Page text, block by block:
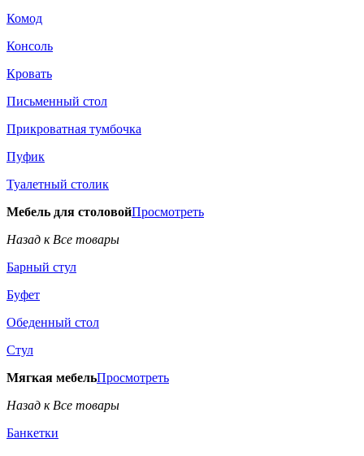
Комод
Консоль
Кровать
Письменный стол
Прикроватная тумбочка
Пуфик
Туалетный столик
Мебель для столовойПросмотреть
Назад к Все товары
Барный стул
Буфет
Обеденный стол
Стул
Мягкая мебельПросмотреть
Назад к Все товары
Банкетки